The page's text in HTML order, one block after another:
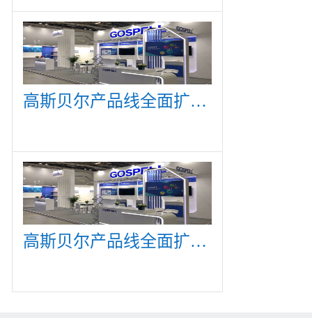
高斯贝尔产品线全面扩展，众多新产品亮相CommunicAsia 2019
高斯贝尔产品线全面扩展，众多新产品亮相CommunicAsia 2019